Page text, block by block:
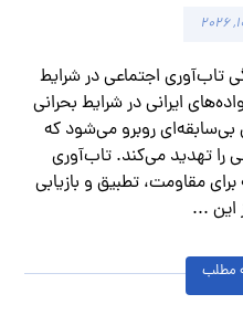
تاب‌آوری اجتماعی در شرایط
ایرانی در شرایط بحرانی
روبرو می‌شود که
را تهدید می‌کند. تاب‌آوری
مقاومت، تطبیق و بازیابی
این ...
مطلب